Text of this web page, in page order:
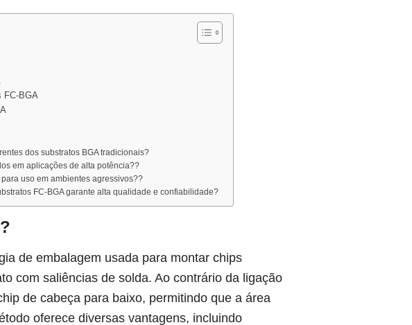
FC-BGA
dos substratos BGA tradicionais?
​​em aplicações de alta potência??
uso em ambientes agressivos??
FC-BGA garante alta qualidade e confiabilidade?
de embalagem usada para montar chips
com saliências de solda. Ao contrário da ligação
de cabeça para baixo, permitindo que a área
oferece diversas vantagens, incluindo